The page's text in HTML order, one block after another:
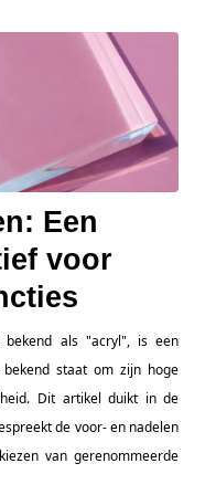
Een
voor
bekend als "acryl", is een
staat om zijn hoge
Dit artikel duikt in de
de voor- en nadelen
van gerenommeerde